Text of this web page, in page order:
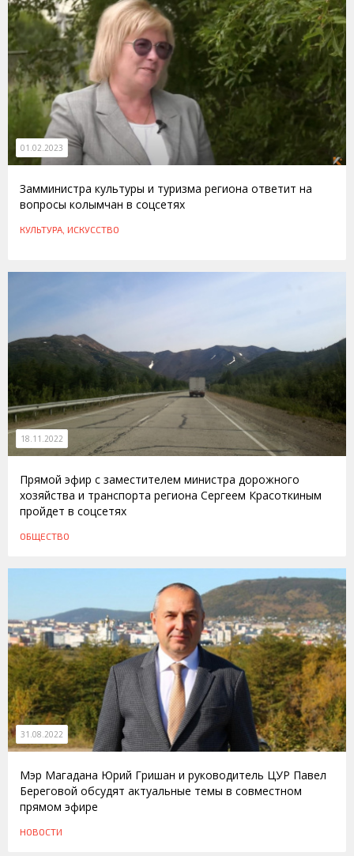
01.02.2023
Замминистра культуры и туризма региона ответит на
вопросы колымчан в соцсетях
КУЛЬТУРА, ИСКУССТВО
18.11.2022
Прямой эфир с заместителем министра дорожного
хозяйства и транспорта региона Сергеем Красоткиным
пройдет в соцсетях
ОБЩЕСТВО
31.08.2022
Мэр Магадана Юрий Гришан и руководитель ЦУР Павел
Береговой обсудят актуальные темы в совместном
прямом эфире
НОВОСТИ